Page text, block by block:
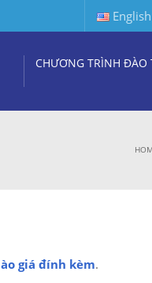
English
CHƯƠNG TRÌNH ĐÀO
giá đính kèm.